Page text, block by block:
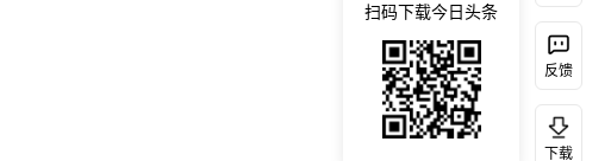
反馈
下载
扫码下载今日头条